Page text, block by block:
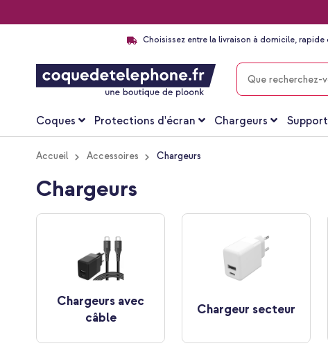
Choisissez entre la livraison à domicile, rapide
CHERCHER
Coques Protections d'écran Chargeurs
Accueil Accessoires Chargeurs
Chargeurs
Chargeurs avec
câble
Chargeur secteur